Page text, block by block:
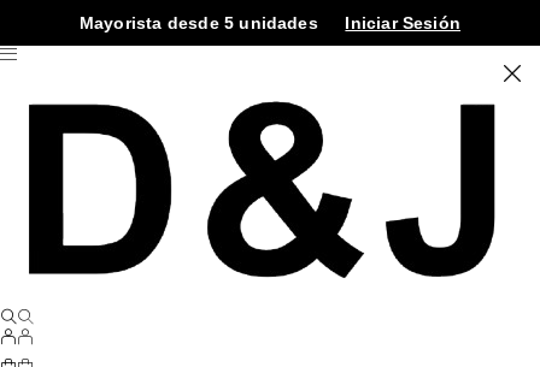
Mayorista desde 5 unidades Iniciar Sesión